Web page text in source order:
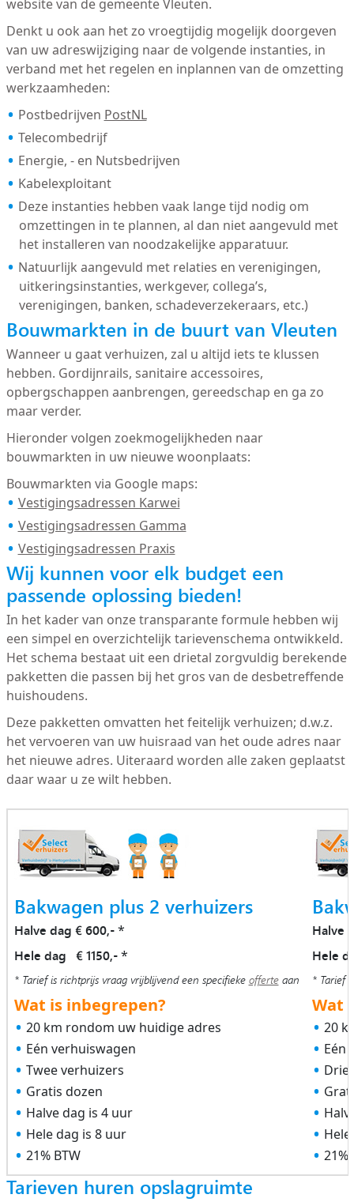
website van de gemeente Vleuten.
Denkt u ook aan het zo vroegtijdig mogelijk doorgeven
van uw adreswijziging naar de volgende instanties, in
verband met het regelen en inplannen van de omzetting
werkzaamheden:
Postbedrijven PostNL
Telecombedrijf
Energie, - en Nutsbedrijven
Kabelexploitant
Deze instanties hebben vaak lange tijd nodig om
omzettingen in te plannen, al dan niet aangevuld met
het installeren van noodzakelijke apparatuur.
Natuurlijk aangevuld met relaties en verenigingen,
uitkeringsinstanties, werkgever, collega’s,
verenigingen, banken, schadeverzekeraars, etc.)
Bouwmarkten in de buurt van Vleuten
Wanneer u gaat verhuizen, zal u altijd iets te klussen
hebben. Gordijnrails, sanitaire accessoires,
opbergschappen aanbrengen, gereedschap en ga zo
maar verder.
Hieronder volgen zoekmogelijkheden naar
bouwmarkten in uw nieuwe woonplaats:
Bouwmarkten via Google maps:
Vestigingsadressen Karwei
Vestigingsadressen Gamma
Vestigingsadressen Praxis
Wij kunnen voor elk budget een
passende oplossing bieden!
In het kader van onze transparante formule hebben wij
een simpel en overzichtelijk tarievenschema ontwikkeld.
Het schema bestaat uit een drietal zorgvuldig berekende
pakketten die passen bij het gros van de desbetreffende
huishoudens.
Deze pakketten omvatten het feitelijk verhuizen; d.w.z.
het vervoeren van uw huisraad van het oude adres naar
het nieuwe adres. Uiteraard worden alle zaken geplaatst
daar waar u ze wilt hebben.
Bakwagen plus 2 verhuizers
Halve dag € 600,-*
Hele dag € 1150,-*
* Tarief is richtprijs vraag vrijblijvend een specifieke offerteaan
Wat is inbegrepen?
20 km rondom uw huidige adres
Eén verhuiswagen
Twee verhuizers
Gratis dozen
Halve dag is 4 uur
Hele dag is 8 uur
21% BTW
Halve
Hele
* Tarief
Wat
20
Eén
Drie
21%
Tarieven huren opslagruimte